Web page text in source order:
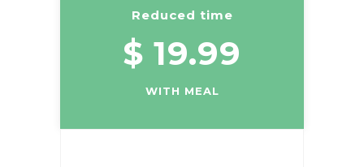
Reduced time
$ 19.99
WITH MEAL